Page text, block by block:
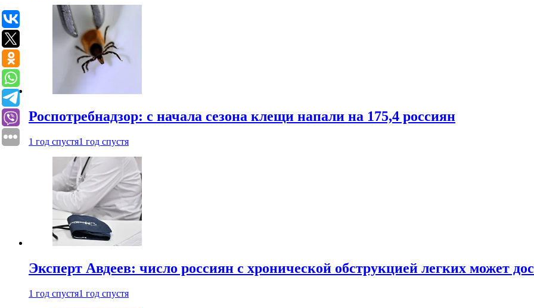
Роспотребнадзор: с начала сезона клещи напали на 175,4 россиян
1 год спустя1 год спустя
Эксперт Авдеев: число россиян с хронической обструкцией легких может
1 год спустя1 год спустя